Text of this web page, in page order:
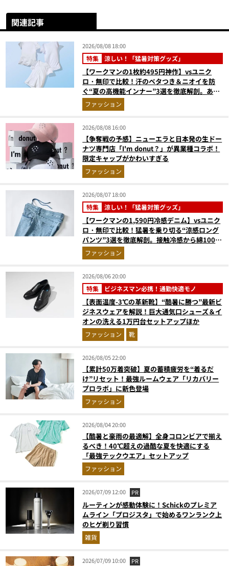
関連記事
2026/08/08 18:00
特集 涼しい！「猛暑対策グッズ」
【ワークマンの1枚約495円神作】vsユニク
ロ・無印で比較！汗のベタつき＆ニオイを防
ぐ“夏の高機能インナー”3選を徹底解剖。あな
たに最適な1着は？
ファッション
2026/08/08 16:00
【争奪戦の予感】ニューエラと日本発の生ドー
ナツ専門店「I'm donut？」が異業種コラボ！
限定キャップがかわいすぎる
ファッション
2026/08/07 18:00
特集 涼しい！「猛暑対策グッズ」
【ワークマンの1,590円冷感デニム】vsユニク
ロ・無印で比較！猛暑を乗り切る“涼感ロング
パンツ”3選を徹底解剖。接触冷感から綿100%
まで決定版
ファッション
2026/08/06 20:00
特集 ビジネスマン必携！通勤快適モノ
【表面温度-3℃の革新靴】“酷暑に勝つ”最新ビ
ジネスウェアを解説！巨大通気口シューズ＆イ
オンの洗える1万円台セットアップほか
ファッション 靴
2026/08/05 22:00
【累計50万着突破】夏の蓄積疲労を“着るだ
け”リセット！最強ルームウェア「リカバリー
プロラボ」に新色登場
ファッション
2026/08/04 20:00
【酷暑と豪雨の最適解】全身コロンビアで揃え
るべき！40℃超えの過酷な夏を快適にする
「最強テックウエア」セットアップ
ファッション
2026/07/09 12:00 PR
ルーティンが感動体験に！Schickのプレミア
ムライン「プロジスタ」で始めるワンランク上
のヒゲ剃り習慣
雑貨
2026/07/09 10:00 PR